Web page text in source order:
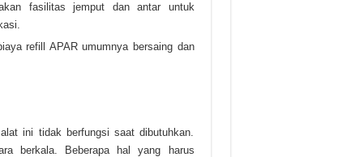
fasilitas jemput dan antar untuk
refill APAR umumnya bersaing dan
ini tidak berfungsi saat dibutuhkan.
berkala. Beberapa hal yang harus